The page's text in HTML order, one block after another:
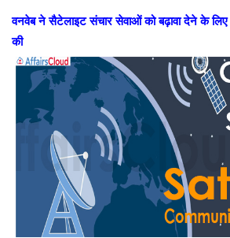
वनवेब ने सैटेलाइट संचार सेवाओं को बढ़ावा देने के लिए
की